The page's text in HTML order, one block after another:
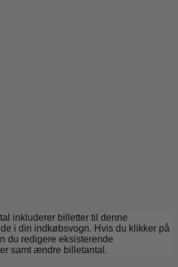
inkluderer billetter til denne
i din indkøbsvogn. Hvis du klikker på
du redigere eksisterende
samt ændre billetantal.